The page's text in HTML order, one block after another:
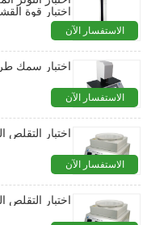
اختبار قوة القشرة 180 درجة
الاستفسار الآن
اختبار سمك
الاستفسار الآن
اختبار التقلص
الاستفسار الآن
اختبار